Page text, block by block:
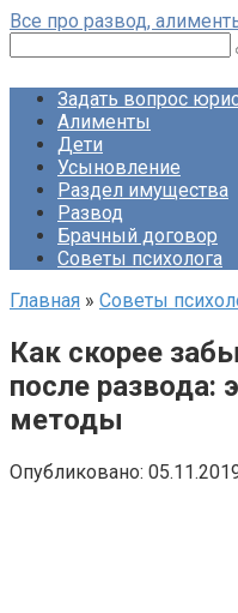
Перейти
контенту
Все про развод,
Задать вопрос
Алименты
Дети
Усыновление
Раздел имущества
Развод
Брачный договор
Советы психолога
Главная » Советы
Как скорее
после развода:
методы
Опубликовано: